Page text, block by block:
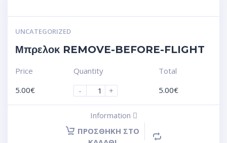
UNCATEGORIZED
Μπρελοκ REMOVE-BEFORE-FLIGHT
Price
5.00€
Quantity
-
+
Total
5.00€
Information
ΠΡΟΣΘΉΚΗ ΣΤΟ